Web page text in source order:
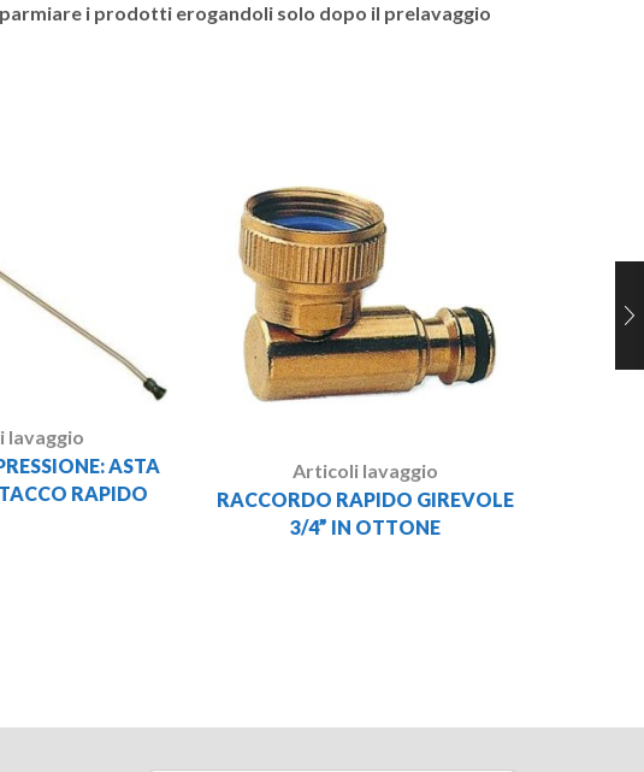
i prodotti erogandoli solo dopo il prelavaggio
lavaggio
ASTA
RAPIDO
Articoli lavaggio
RACCORDO RAPIDO GIREVOLE
3/4” IN OTTONE